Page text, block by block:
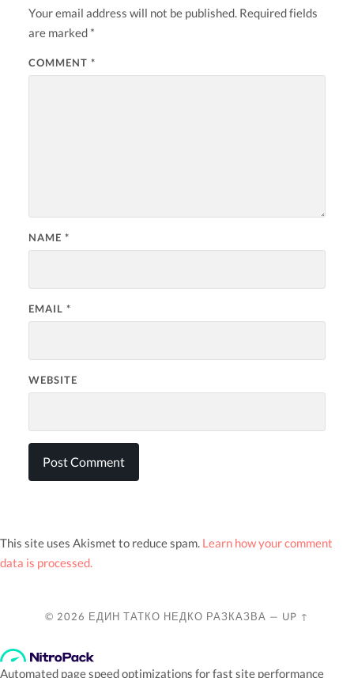
Your email address will not be published. Required fields
are marked *
COMMENT *
NAME *
EMAIL *
WEBSITE
This site uses Akismet to reduce spam. Learn how your comment
data is processed.
© 2026 ЕДИН ТАТКО НЕДКО РАЗКАЗВА — UP ↑